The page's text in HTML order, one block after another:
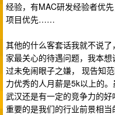
经验，有MAC研发经验者优
项目优先……
其他的什么客套话我就不说
家最关心的待遇问题，我本
过未免闹眼子之嫌， 现告知
力优秀的人月薪是5k以上的
武汉还是有一定的竞争力的
重要的是我们的行业前景相